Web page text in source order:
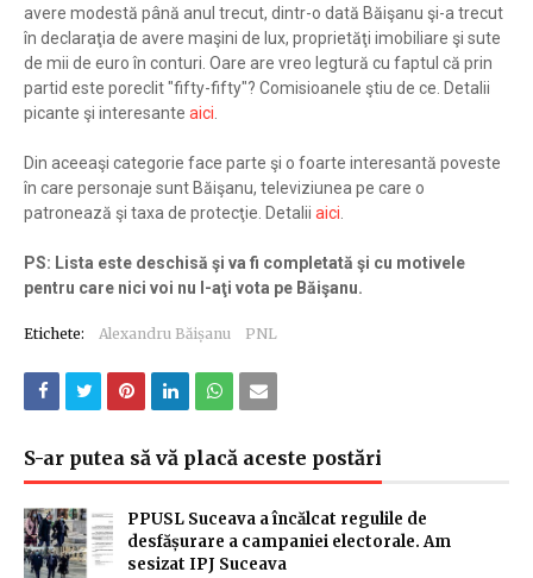
avere modestă până anul trecut, dintr-o dată Băişanu şi-a trecut
în declaraţia de avere maşini de lux, proprietăţi imobiliare şi sute
de mii de euro în conturi. Oare are vreo legtură cu faptul că prin
partid este poreclit "fifty-fifty"? Comisioanele ştiu de ce. Detalii
picante şi interesante aici.
Din aceeaşi categorie face parte şi o foarte interesantă poveste
în care personaje sunt Băişanu, televiziunea pe care o
patronează şi taxa de protecţie. Detalii aici.
PS: Lista este deschisă şi va fi completată şi cu motivele
pentru care nici voi nu l-aţi vota pe Băişanu.
Etichete: Alexandru Băișanu PNL
S-ar putea să vă placă aceste postări
PPUSL Suceava a încălcat regulile de
desfășurare a campaniei electorale. Am
sesizat IPJ Suceava